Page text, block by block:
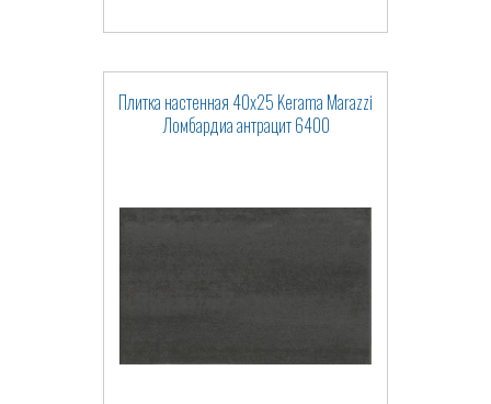
Плитка настенная 40x25 Kerama Marazzi
Ломбардиа антрацит 6400